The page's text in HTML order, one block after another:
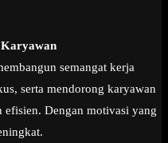
semangat kerja
serta mendorong karyawan
Dengan motivasi yang